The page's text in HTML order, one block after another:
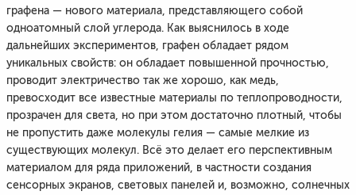
графена — нового материала, представляющего собой
одноатомный слой углерода. Как выяснилось в ходе
дальнейших экспериментов, графен обладает рядом
уникальных свойств: он обладает повышенной прочностью,
проводит электричество так же хорошо, как медь,
превосходит все известные материалы по теплопроводности,
прозрачен для света, но при этом достаточно плотный, чтобы
не пропустить даже молекулы гелия — самые мелкие из
существующих молекул. Всё это делает его перспективным
материалом для ряда приложений, в частности создания
сенсорных экранов, световых панелей и, возможно, солнечных